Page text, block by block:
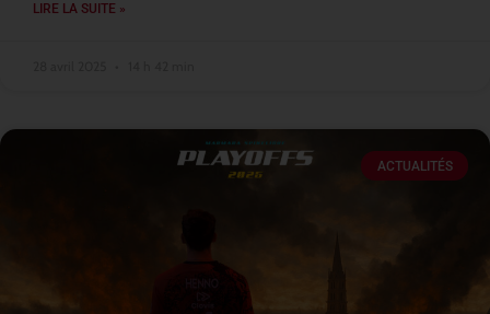
LIRE LA SUITE »
ACTUALITÉS